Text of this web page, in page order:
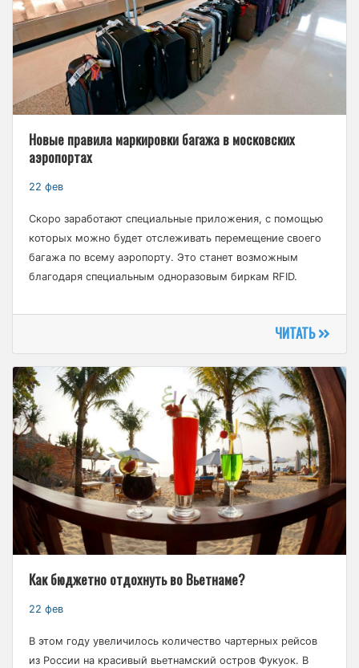
Новые правила маркировки багажа в московских
аэропортах
22 фев
Скоро заработают специальные приложения, с помощью
которых можно будет отслеживать перемещение своего
багажа по всему аэропорту. Это станет возможным
благодаря специальным одноразовым биркам RFID.
ЧИТАТЬ
Как бюджетно отдохнуть во Вьетнаме?
22 фев
В этом году увеличилось количество чартерных рейсов
из России на красивый вьетнамский остров Фукуок. В